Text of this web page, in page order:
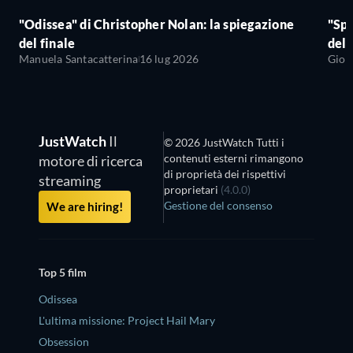
"Odissea" di Christopher Nolan: la spiegazione
del finale
Manuela Santacatterina16 lug 2026
del
JustWatch Il
motore di ricerca
streaming
We are hiring!
© 2026 JustWatch Tutti i
contenuti esterni rimangono
di proprietà dei rispettivi
proprietari (4.0.0)
Gestione del consenso
Top 5 film
Odissea
L'ultima missione: Project Hail Mary
Obsession